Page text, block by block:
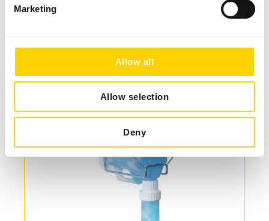
Marketing
Allow all
Allow selection
Deny
Reinigungsmittelspender